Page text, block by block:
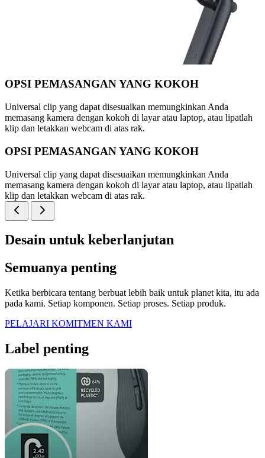
OPSI PEMASANGAN YANG KOKOH
Universal clip yang dapat disesuaikan memungkinkan Anda
memasang kamera dengan kokoh di layar atau laptop, atau lipatlah
klip dan letakkan webcam di atas rak.
OPSI PEMASANGAN YANG KOKOH
Universal clip yang dapat disesuaikan memungkinkan Anda
memasang kamera dengan kokoh di layar atau laptop, atau lipatlah
klip dan letakkan webcam di atas rak.
Desain untuk keberlanjutan
Semuanya penting
Ketika berbicara tentang berbuat lebih baik untuk planet kita, itu ada
pada kami. Setiap komponen. Setiap proses. Setiap produk.
PELAJARI KOMITMEN KAMI
Label penting